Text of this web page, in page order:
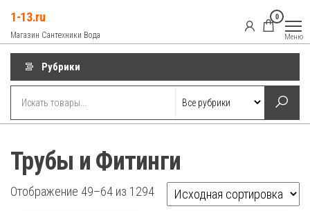
содержимому
1-13.ru
Магазин Сантехники Вода
0
Меню
Рубрики
Трубы и Фитинги
Отображение 49–64 из 1294